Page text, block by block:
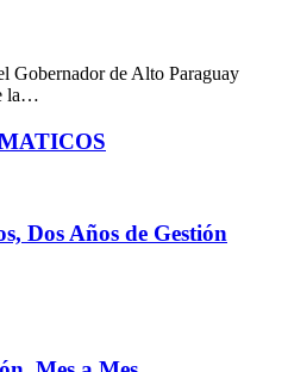
Gobernador de Alto Paraguay
la…
Dos Años de Gestión